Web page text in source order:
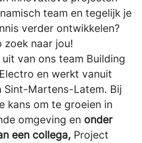
team en tegelijk je
verder ontwikkelen?
zoek naar jou!
van ons team Building
en werkt vanuit
Sint-Martens-Latem. Bij
kans om te groeien in
omgeving en onder
een collega, Project